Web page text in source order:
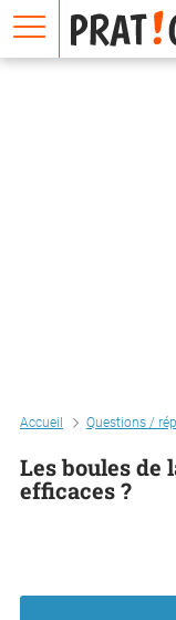
Accueil Questions /
Les boules de
efficaces ?
E
m
a